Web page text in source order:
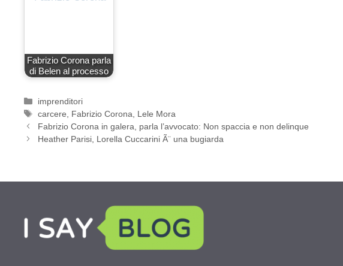
Fabrizio Corona parla
di Belen al processo
Categorie
imprenditori
Tag
carcere Fabrizio Corona
Lele Mora
Fabrizio Corona in galera, parla l’avvocato: Non spaccia e non delinque
Heather Parisi, Lorella Cuccarini Ã¨ una bugiarda